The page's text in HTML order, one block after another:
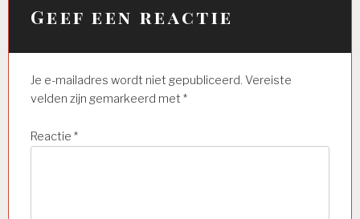
Geef een reactie
Je e-mailadres wordt niet gepubliceerd. Vereiste
velden zijn gemarkeerd met *
Reactie *